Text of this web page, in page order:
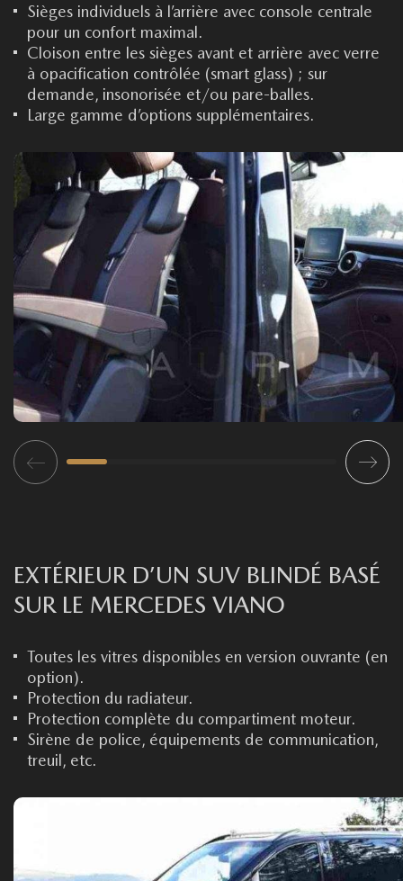
Sièges individuels à l’arrière avec console centrale
pour un confort maximal.
Cloison entre les sièges avant et arrière avec verre
à opacification contrôlée (smart glass) ; sur
demande, insonorisée et/ou pare-balles.
Large gamme d’options supplémentaires.
EXTÉRIEUR D’UN SUV BLINDÉ BASÉ
SUR LE MERCEDES VIANO
Toutes les vitres disponibles en version ouvrante (en
option).
Protection du radiateur.
Protection complète du compartiment moteur.
Sirène de police, équipements de communication,
treuil, etc.